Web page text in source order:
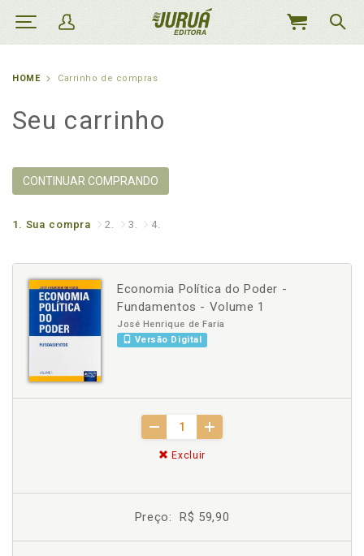
MEU
HOME Carrinho de compras
Seu carrinho
CONTINUAR COMPRANDO
1. Sua compra 2. 3. 4.
Economia Política do Poder -
Fundamentos - Volume 1
José Henrique de Faria
Versão Digital
Excluir
Preço: R$ 59,90